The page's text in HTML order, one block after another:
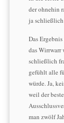
der ohnehin
ja schließlich
Das
das Wirrwarr
schließlich
gefühlt alle
würde. Ja,
weil der
man zwölf